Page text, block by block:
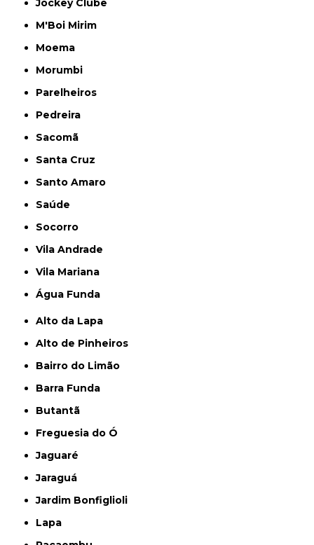
Jockey Clube
M'Boi Mirim
Moema
Morumbi
Parelheiros
Pedreira
Sacomã
Santa Cruz
Santo Amaro
Saúde
Socorro
Vila Andrade
Vila Mariana
Água Funda
Alto da Lapa
Alto de Pinheiros
Bairro do Limão
Barra Funda
Butantã
Freguesia do Ó
Jaguaré
Jaraguá
Jardim Bonfiglioli
Lapa